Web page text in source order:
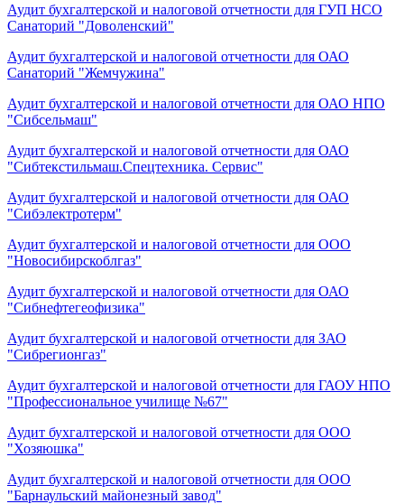
Аудит бухгалтерской и налоговой отчетности для ГУП НСО
Санаторий "Доволенский"
Аудит бухгалтерской и налоговой отчетности для ОАО
Санаторий "Жемчужина"
Аудит бухгалтерской и налоговой отчетности для ОАО НПО
"Сибсельмаш"
Аудит бухгалтерской и налоговой отчетности для ОАО
"Сибтекстильмаш.Спецтехника. Сервис"
Аудит бухгалтерской и налоговой отчетности для ОАО
"Сибэлектротерм"
Аудит бухгалтерской и налоговой отчетности для ООО
"Новосибирскоблгаз"
Аудит бухгалтерской и налоговой отчетности для ОАО
"Сибнефтегеофизика"
Аудит бухгалтерской и налоговой отчетности для ЗАО
"Сибрегионгаз"
Аудит бухгалтерской и налоговой отчетности для ГАОУ НПО
"Профессиональное училище №67"
Аудит бухгалтерской и налоговой отчетности для ООО
"Хозяюшка"
Аудит бухгалтерской и налоговой отчетности для ООО
"Барнаульский майонезный завод"